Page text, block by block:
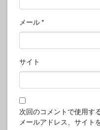
メール *
サイト
次回のコメントで使用す
メールアドレス、サイト